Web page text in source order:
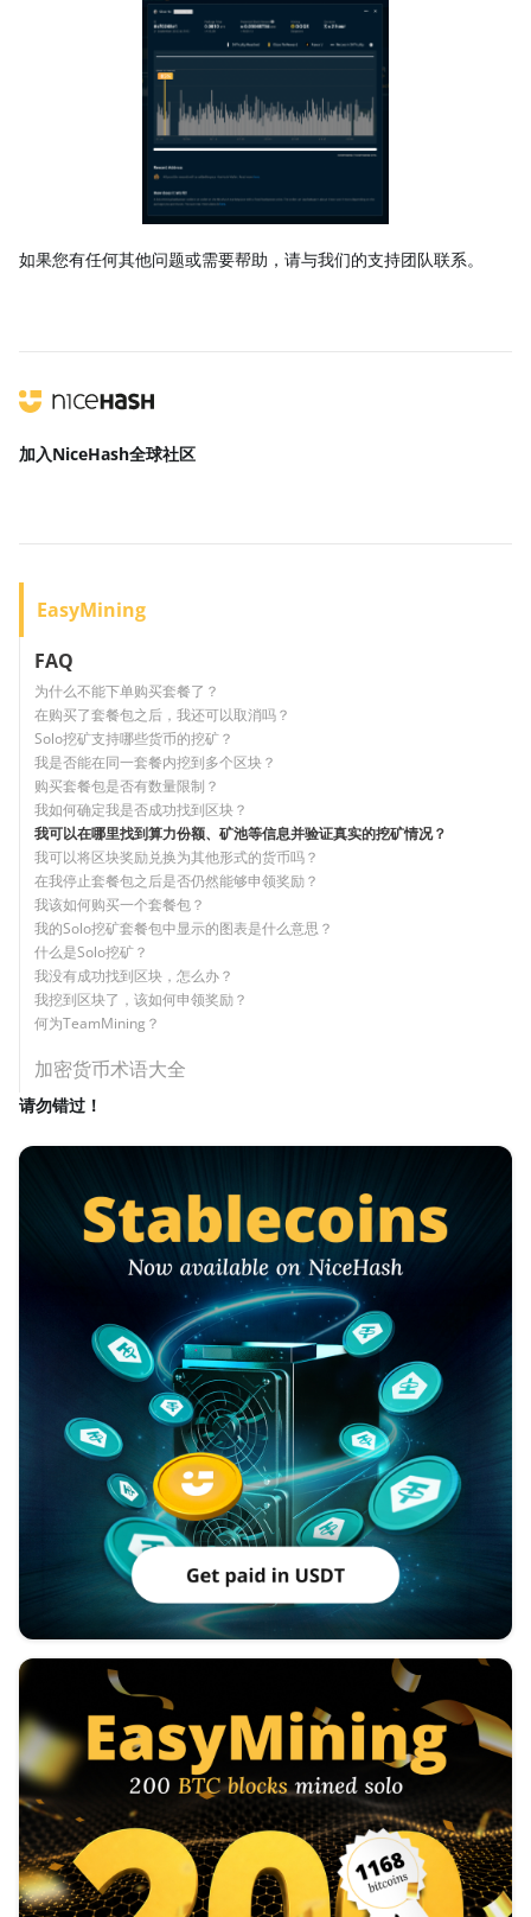
如果您有任何其他问题或需要帮助，请与我们的支持团队联系。
加入NiceHash全球社区
EasyMining
FAQ
为什么不能下单购买套餐了？
在购买了套餐包之后，我还可以取消吗？
Solo挖矿支持哪些货币的挖矿？
我是否能在同一套餐内挖到多个区块？
购买套餐包是否有数量限制？
我如何确定我是否成功找到区块？
我可以在哪里找到算力份额、矿池等信息并验证真实的挖矿情况？
我可以将区块奖励兑换为其他形式的货币吗？
在我停止套餐包之后是否仍然能够申领奖励？
我该如何购买一个套餐包？
我的Solo挖矿套餐包中显示的图表是什么意思？
什么是Solo挖矿？
我没有成功找到区块，怎么办？
我挖到区块了，该如何申领奖励？
何为TeamMining？
加密货币术语大全
请勿错过！